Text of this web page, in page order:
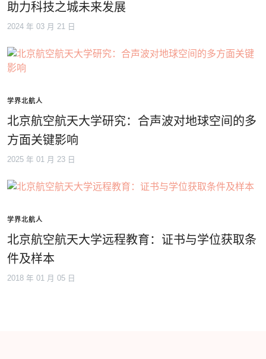
助力科技之城未来发展
2024 年 03 月 21 日
学界北航人
北京航空航天大学研究：合声波对地球空间的多
方面关键影响
2025 年 01 月 23 日
学界北航人
北京航空航天大学远程教育：证书与学位获取条
件及样本
2018 年 01 月 05 日